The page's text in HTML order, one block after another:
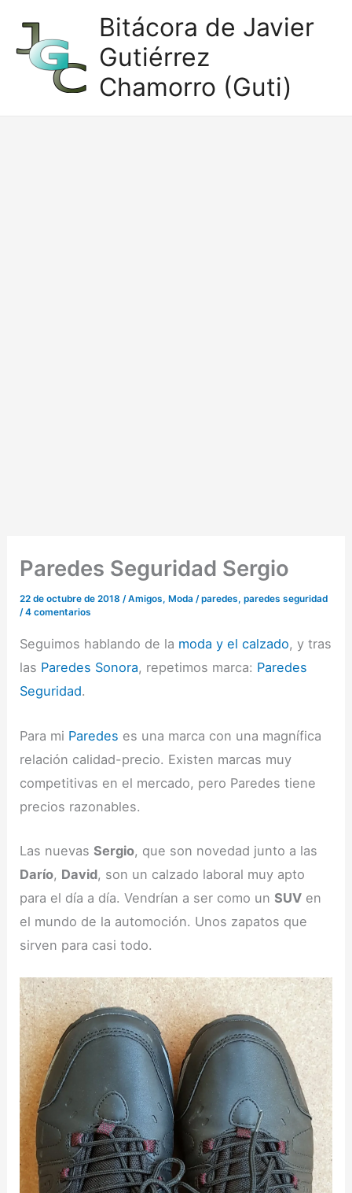
contenido
Bitácora de Javier
Gutiérrez
Chamorro (Guti)
Paredes Seguridad Sergio
22 de octubre de 2018/Amigos, Moda /paredes,paredes seguridad
/4 comentarios
Seguimos hablando de la moda y el calzado, y tras
las Paredes Sonora, repetimos marca: Paredes
Seguridad.
Para mi Paredes es una marca con una magnífica
relación calidad-precio. Existen marcas muy
competitivas en el mercado, pero Paredes tiene
precios razonables.
Las nuevasSergio, que son novedad junto a las
Darío, David, son un calzado laboral muy apto
para el día a día. Vendrían a ser como unSUV en
el mundo de la automoción. Unos zapatos que
sirven para casi todo.